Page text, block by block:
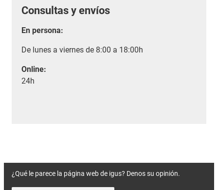
Consultas y envíos
En persona:
De lunes a viernes de 8:00 a 18:00h
Online:
24h
¿Qué le parece la página web de igus? Denos su opinión.